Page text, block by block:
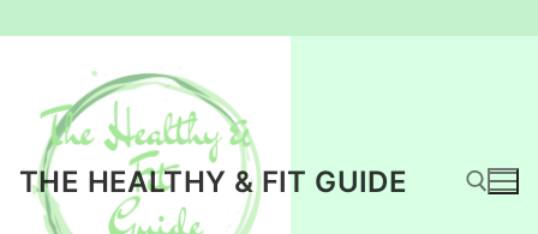
inhoud
THE HEALTHY & FIT GUIDE